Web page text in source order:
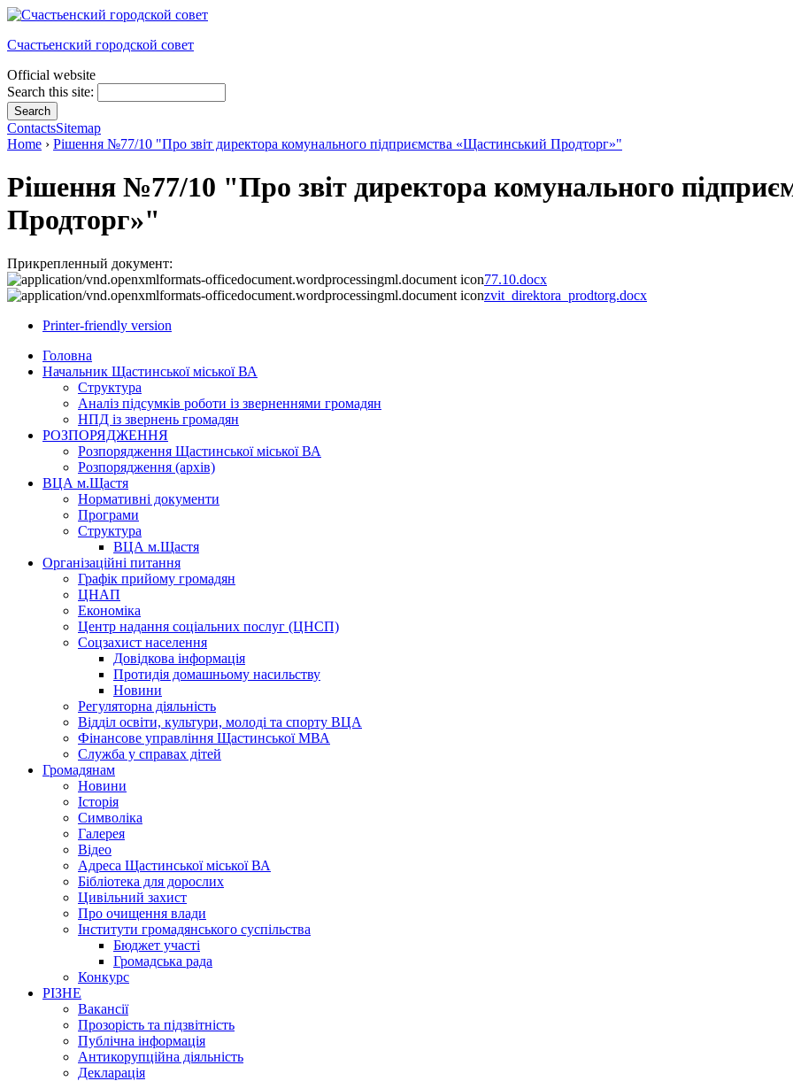
Счастьенский городской совет
Official website
Search this site:
ContactsSitemap
Home › Рішення №77/10 "Про звіт директора комунального підприємства «Щастинський Продторг»"
Рішення №77/10 "Про звіт директора комунального
Продторг»"
Прикрепленный документ:
77.10.docx
zvit_direktora_prodtorg.docx
Printer-friendly version
Головна
Начальник Щастинської міської ВА
Структура
Аналіз підсумків роботи із зверненнями громадян
НПД із звернень громадян
РОЗПОРЯДЖЕННЯ
Розпорядження Щастинської міської ВА
Розпорядження (архів)
ВЦА м.Щастя
Нормативні документи
Програми
Структура
ВЦА м.Щастя
Організаційні питання
Графік прийому громадян
ЦНАП
Економіка
Центр надання соціальних послуг (ЦНСП)
Соцзахист населення
Довідкова інформація
Протидія домашньому насильству
Новини
Регуляторна діяльність
Відділ освіти, культури, молоді та спорту ВЦА
Фінансове управління Щастинської МВА
Служба у справах дітей
Громадянам
Новини
Історія
Символіка
Галерея
Відео
Адреса Щастинської міської ВА
Бібліотека для дорослих
Цивільний захист
Про очищення влади
Інститути громадянського суспільства
Бюджет участі
Громадська рада
Конкурс
РІЗНЕ
Вакансії
Прозорість та підзвітність
Публічна інформація
Антикорупційна діяльність
Декларація